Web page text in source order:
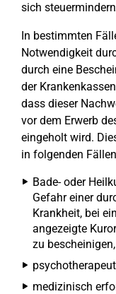
sich
In bestimmten
Notwendigkeit
durch eine
der
dass dieser
vor dem Erwerb
eingeholt wird.
in folgenden
Bade- oder
Gefahr einer
Krankheit, bei
angezeigte
zu bescheinigen,
medizinisch